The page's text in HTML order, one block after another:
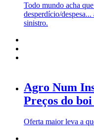
Todo mundo acha
desperdício/
sinistro.
Agro Num
Preços do
Oferta maior leva a